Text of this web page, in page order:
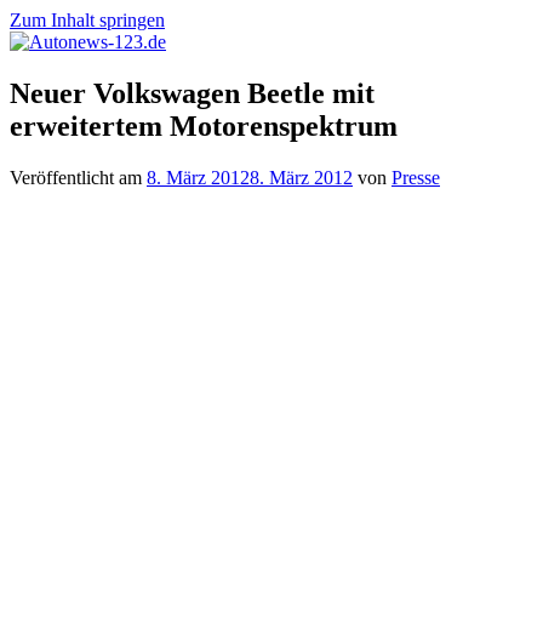
Zum Inhalt springen
Autonews-
123.de
Autonews
mit
Charme
Neuer Volkswagen Beetle mit
erweitertem Motorenspektrum
Veröffentlicht am 8. März 20128. März 2012 von Presse